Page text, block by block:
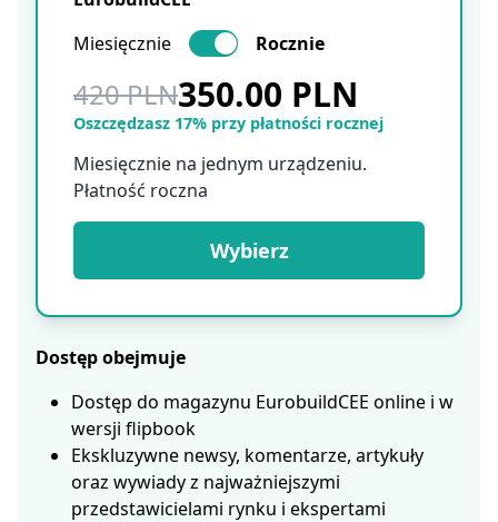
Miesięcznie
Rocznie
420 PLN350.00 PLN
Oszczędzasz 17% przy płatności rocznej
Miesięcznie na jednym urządzeniu.
Płatność roczna
Wybierz
Dostęp obejmuje
Dostęp do magazynu EurobuildCEE online i w
wersji flipbook
Ekskluzywne newsy, komentarze, artykuły
oraz wywiady z najważniejszymi
przedstawicielami rynku i ekspertami